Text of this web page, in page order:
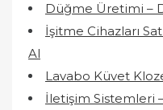
Düğme Üretimi –
İşitme Cihazları
Al
Lavabo Küvet
İletişim Sistemleri